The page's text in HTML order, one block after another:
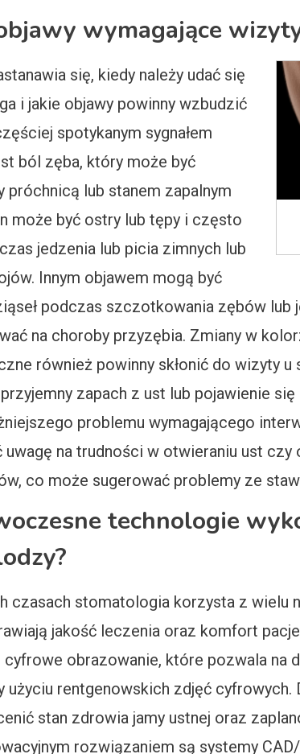
wymagające
się, kiedy należy udać się
i jakie objawy powinny wzbudzić
spotykanym sygnałem
ból zęba, który może być
próchnicą lub stanem zapalnym
może być ostry lub tępy i często
jedzenia lub picia zimnych lub
Innym objawem mogą być
podczas szczotkowania zębów lub
na choroby przyzębia. Zmiany w
również powinny skłonić do wizyty u
zapach z ust lub pojawienie
problemu wymagającego
na trudności w otwieraniu ust
co może sugerować problemy ze
technologie
czasach stomatologia korzysta z wielu
jakość leczenia oraz komfort
obrazowanie, które pozwala na
użyciu rentgenowskich zdjęć
stan zdrowia jamy ustnej oraz
rozwiązaniem są systemy